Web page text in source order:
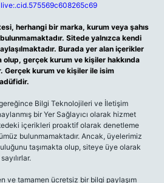
herhangi bir marka, kurum veya şahıs
Sitede yalnızca kendi
Burada yer alan içerikler
gerçek kurum ve kişiler hakkında
Gerçek kurum ve kişiler ile isim
Bilgi Teknolojileri ve İletişim
bir Yer Sağlayıcı olarak hizmet
içerikleri proaktif olarak denetleme
bulunmamaktadır. Ancak, üyelerimiz
taşımakta olup, siteye üye olarak
ve tamamen ücretsiz bir bilgi paylaşım